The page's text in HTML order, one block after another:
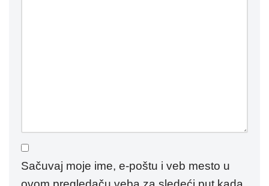
Sačuvaj moje ime, e-poštu i veb mesto u